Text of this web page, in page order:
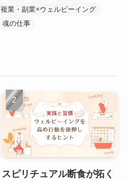
複業・副業×ウェルビーイング
魂の仕事
スピリチュアル断食が拓く